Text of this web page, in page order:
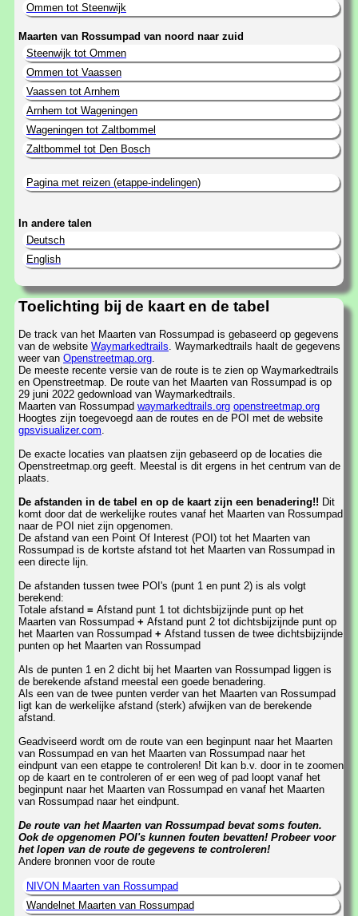
Ommen tot Steenwijk
Maarten van Rossumpad van noord naar zuid
Steenwijk tot Ommen
Ommen tot Vaassen
Vaassen tot Arnhem
Arnhem tot Wageningen
Wageningen tot Zaltbommel
Zaltbommel tot Den Bosch
Pagina met reizen (etappe-indelingen)
In andere talen
Deutsch
English
Toelichting bij de kaart en de tabel
De track van het Maarten van Rossumpad is gebaseerd op gegevens
van de website Waymarkedtrails . Waymarkedtrails haalt de gegevens
weer van Openstreetmap.org
De meeste recente versie van de route is te zien op Waymarkedtrails
en Openstreetmap. De route van het Maarten van Rossumpad is op
29 juni 2022 gedownload van Waymarkedtrails.
Maarten van Rossumpad waymarkedtrails.org openstreetmap.org
Hoogtes zijn toegevoegd aan de routes en de POI met de website
gpsvisualizer.com
De exacte locaties van plaatsen zijn gebaseerd op de locaties die
Openstreetmap.org geeft. Meestal is dit ergens in het centrum van de
plaats.
De afstanden in de tabel en op de kaart zijn een benadering!! Dit
komt door dat de werkelijke routes vanaf het Maarten van Rossumpad
naar de POI niet zijn opgenomen.
De afstand van een Point Of Interest (POI) tot het Maarten van
Rossumpad is de kortste afstand tot het Maarten van Rossumpad in
een directe lijn.
De afstanden tussen twee POI's (punt 1 en punt 2) is als volgt
berekend:
Totale afstand = Afstand punt 1 tot dichtsbijzijnde punt op het
Maarten van Rossumpad + Afstand punt 2 tot dichtsbijzijnde punt op
het Maarten van Rossumpad + Afstand tussen de twee dichtsbijzijnde
punten op het Maarten van Rossumpad
Als de punten 1 en 2 dicht bij het Maarten van Rossumpad liggen is
de berekende afstand meestal een goede benadering.
Als een van de twee punten verder van het Maarten van Rossumpad
ligt kan de werkelijke afstand (sterk) afwijken van de berekende
afstand.
Geadviseerd wordt om de route van een beginpunt naar het Maarten
van Rossumpad en van het Maarten van Rossumpad naar het
eindpunt van een etappe te controleren! Dit kan b.v. door in te zoomen
op de kaart en te controleren of er een weg of pad loopt vanaf het
beginpunt naar het Maarten van Rossumpad en vanaf het Maarten
van Rossumpad naar het eindpunt.
De route van het Maarten van Rossumpad bevat soms fouten.
Ook de opgenomen POI's kunnen fouten bevatten! Probeer voor
het lopen van de route de gegevens te controleren!
Andere bronnen voor de route
NIVON Maarten van Rossumpad
Wandelnet Maarten van Rossumpad